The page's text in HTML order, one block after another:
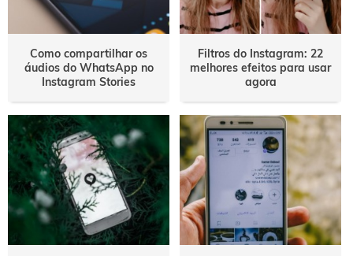
Como compartilhar os
áudios do WhatsApp no
Instagram Stories
Filtros do Instagram: 22
melhores efeitos para usar
agora